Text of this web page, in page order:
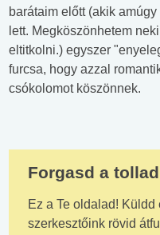
barátaim előtt (akik
lett. Megköszönhetem
eltitkolni.) egyszer
furcsa, hogy azzal
csókolomot köszönnek.
Forgasd a
Ez a Te oldalad!
szerkesztőink rövid